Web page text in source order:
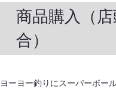
商品購入（
合）
ヨーヨー釣りにスーパーボー